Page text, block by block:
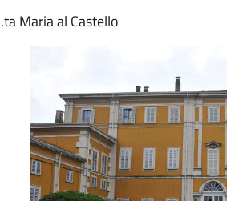
Maria al Castello